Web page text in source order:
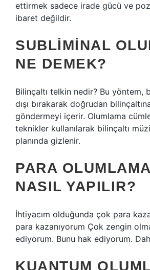
ettirmek sadece irade gücü ve
ibaret değildir.
SUBLIMINAL
NE DEMEK?
Bilinçaltı telkin nedir? Bu yöntem,
dışı bırakarak doğrudan
göndermeyi içerir. Olumlama
teknikler kullanılarak bilinçaltı
planında gizlenir.
PARA
NASIL YAPILIR?
İhtiyacım olduğunda çok para
para kazanıyorum Çok zengin
ediyorum. Bunu hak ediyorum.
KUANTUM